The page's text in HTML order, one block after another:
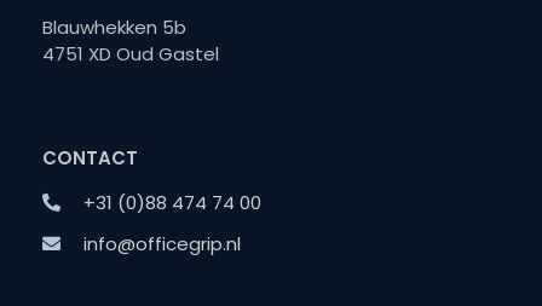
Blauwhekken 5b
4751 XD Oud Gastel
CONTACT
+31 (0)88 474 74 00
info@officegrip.nl